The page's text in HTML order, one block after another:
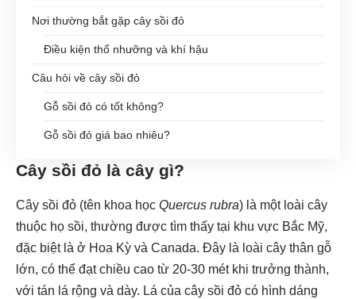
Nơi thường bắt gặp cây sồi đỏ
Điều kiện thổ nhưỡng và khí hậu
Câu hỏi về cây sồi đỏ
Gỗ sồi đỏ có tốt không?
Gỗ sồi đỏ giá bao nhiêu?
Cây sồi đỏ là cây gì?
Cây sồi đỏ (tên khoa học Quercus rubra) là một loài cây
thuộc họ sồi, thường được tìm thấy tại khu vực Bắc Mỹ,
đặc biệt là ở Hoa Kỳ và Canada. Đây là loài cây thân gỗ
lớn, có thể đạt chiều cao từ 20-30 mét khi trưởng thành,
với tán lá rộng và dày. Lá của cây sồi đỏ có hình dáng